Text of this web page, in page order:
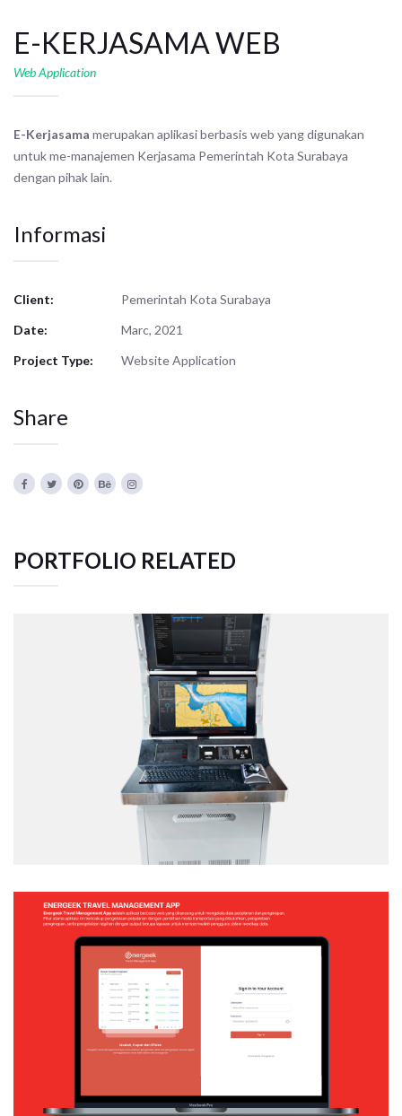
E-KERJASAMA WEB
Web Application
E-Kerjasama merupakan aplikasi berbasis web yang digunakan
untuk me-manajemen Kerjasama Pemerintah Kota Surabaya
dengan pihak lain.
Informasi
Client:
Pemerintah Kota Surabaya
Date:
Marc, 2021
Project Type:
Website Application
Share
PORTFOLIO RELATED
TACTICAL TEAM TRAINER – NAVAL
SIMULATION SYSTEM
Web Application
ENERGEEK – TRAVEL MANAGEMENT APP
Web Application